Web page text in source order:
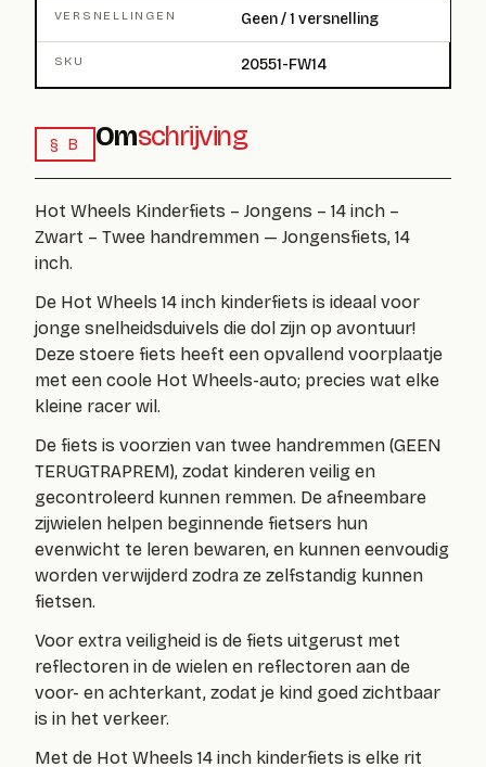
VERSNELLINGEN Geen / 1 versnelling
SKU 20551-FW14
§ B Omschrijving
Hot Wheels Kinderfiets – Jongens – 14 inch –
Zwart – Twee handremmen — Jongensfiets, 14
inch.
De Hot Wheels 14 inch kinderfiets is ideaal voor
jonge snelheidsduivels die dol zijn op avontuur!
Deze stoere fiets heeft een opvallend voorplaatje
met een coole Hot Wheels-auto; precies wat elke
kleine racer wil.
De fiets is voorzien van twee handremmen (GEEN
TERUGTRAPREM), zodat kinderen veilig en
gecontroleerd kunnen remmen. De afneembare
zijwielen helpen beginnende fietsers hun
evenwicht te leren bewaren, en kunnen eenvoudig
worden verwijderd zodra ze zelfstandig kunnen
fietsen.
Voor extra veiligheid is de fiets uitgerust met
reflectoren in de wielen en reflectoren aan de
voor- en achterkant, zodat je kind goed zichtbaar
is in het verkeer.
Met de Hot Wheels 14 inch kinderfiets is elke rit